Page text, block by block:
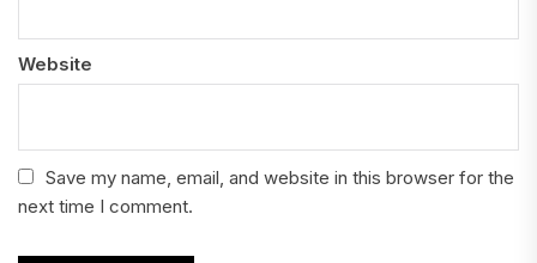
Website
Save my name, email, and website in this browser for the
next time I comment.